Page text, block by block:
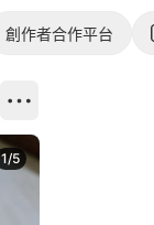
創作者合作平台
1/5